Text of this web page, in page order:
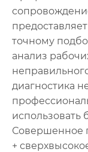
точному
анализ
диагностика
использовать
Совершенное
+